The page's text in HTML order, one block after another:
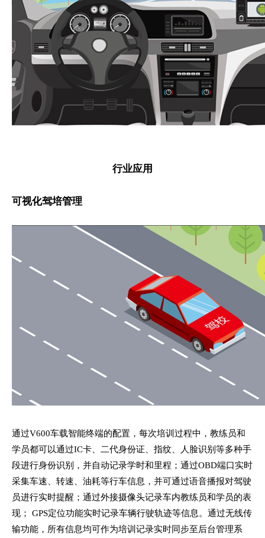
行业应用
可视化驾培管理
通过V600车载智能终端的配置，每次培训过程中，教练员和
学员都可以通过IC卡、二代身份证、指纹、人脸识别等多种手
段进行身份识别，并自动记录学时和里程；通过OBD端口实时
采集车速、转速、油耗等行车信息，并可通过语音播报对驾驶
员进行实时提醒；通过外接摄像头记录车内教练员和学员的表
现； GPS定位功能实时记录车辆行驶轨迹等信息。通过无线传
输功能，所有信息均可作为培训记录实时同步至后台管理系